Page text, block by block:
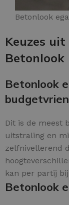
Betonlook
Keuzes
Betonlook
Betonlook
Dit is de meest
uitstraling en
zelfnivellerend
kan per partij
Betonlook